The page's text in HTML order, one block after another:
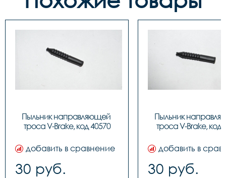
Пыльник направляющей
троса V-Brake, код 40570
добавить в сравнение
30 руб.
Пыльник
троса V-Brake, код
добавить в
30 руб.